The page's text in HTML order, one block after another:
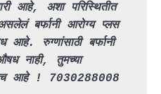
आहे, अशा परिस्थितीत
बर्फानी आरोग्य प्लस
रुग्णांसाठी बर्फानी
नाही, तुमच्या
आहे ! 7030288008